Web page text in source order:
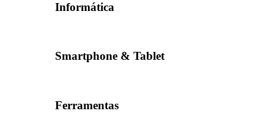
Informática
Smartphone & Tablet
Ferramentas